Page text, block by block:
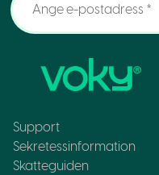
Support
Sekretessinformation
Skatteguiden